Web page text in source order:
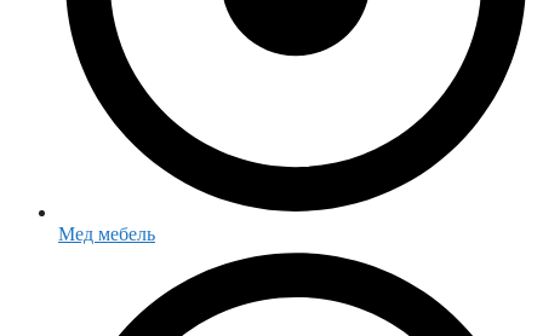
Мед мебель